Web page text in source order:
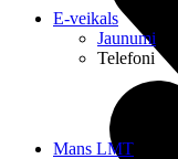
E-veikals
Jaunumi
Telefoni
Mans LMT